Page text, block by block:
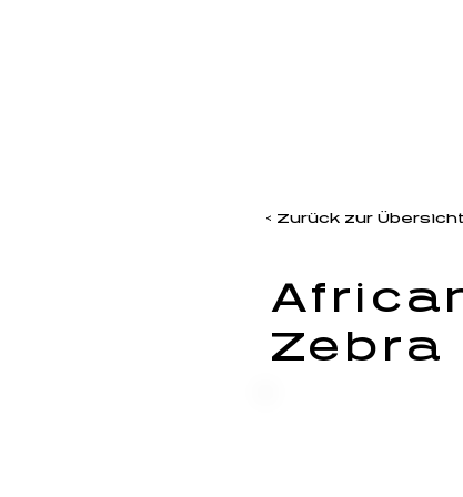
< Zurück zur Übersicht
Zebra